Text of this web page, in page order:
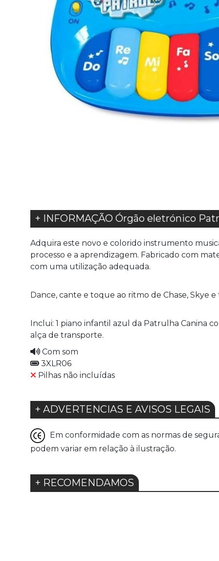
+ INFORMAÇÃO Órgão eletrónico
Adquira este novo e colorido instrumento
processo e a aprendizagem. Fabricado com
com uma utilização adequada.
Dance, cante e toque ao ritmo de Chase, Skye
Inclui: 1 piano infantil azul da Patrulha Canina
alça de transporte.
Com som
3XLR06
Pilhas não incluídas
+ ADVERTENCIAS E AVISOS LEGAIS
Em conformidade com as normas de
podem variar em relação à ilustração.
+ RECOMENDAMOS